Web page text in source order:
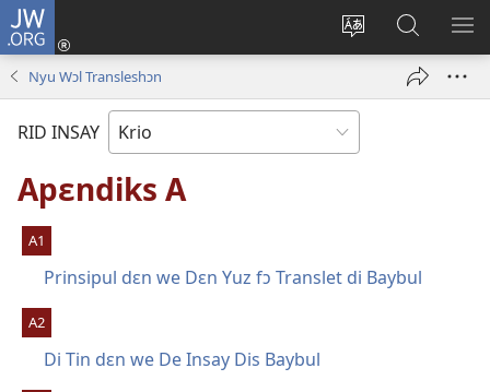
JW.ORG
Chenj
langwej
fɔ
di
Lɔg
window)
Fɛn
JW.ORG
Nyu Wɔl Transleshɔn
RID INSAY
Apɛndiks A
A1
Prinsipul dɛn we Dɛn Yuz fɔ Translet di Baybul
A2
Di Tin dɛn we De Insay Dis Baybul